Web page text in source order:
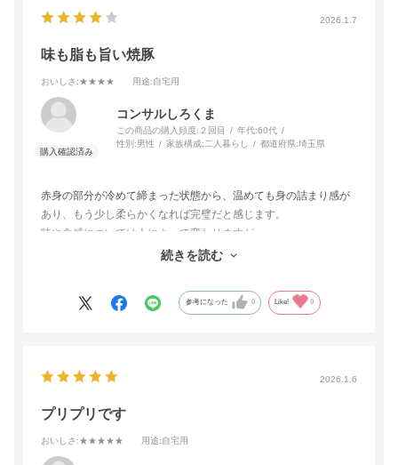
2026.1.7
味も脂も旨い焼豚
おいしさ :★★★★ 用途:自宅用
コンサルしろくま
この商品の購入頻度: ２回目 年代:60代
性別:男性 家族構成:二人暮らし 都道府県:埼玉県
赤身の部分が冷めて締まった状態から、温めても身の詰まり感が
あり、もう少し柔らかくなれば完璧だと感じます。
味や食感については人によって変わりますが、
外出関連で色々な企業、業態でお手伝いしてきた経験からの意見
続きを読む
参考になった 0 Like! 0
2026.1.6
プリプリです
おいしさ :★★★★★ 用途:自宅用